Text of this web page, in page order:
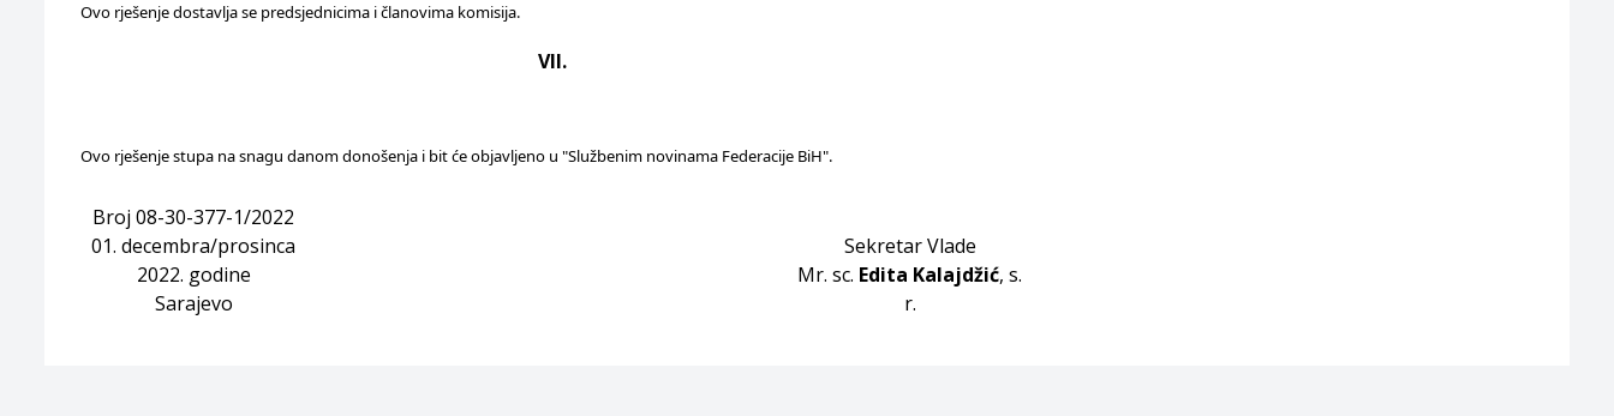
Ovo rješenje dostavlja se predsjednicima i članovima komisija.
VII.
Ovo rješenje stupa na snagu danom donošenja i bit će objavljeno u "Službenim novinama Federacije BiH".
Broj 08-30-377-1/2022
01. decembra/prosinca
2022. godine
Sarajevo
Sekretar Vlade
Mr. sc. Edita Kalajdžić, s.
r.